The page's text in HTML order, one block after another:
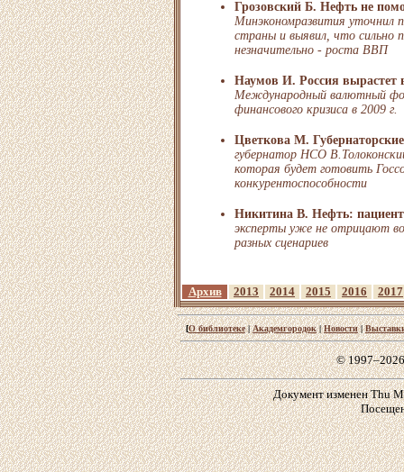
Грозовский Б. Нефть не
Минэкономразвития уточнил
страны и выявил, что сильно
незначительно - роста ВВП
Наумов И. Россия вырастет
Международный валютный
финансового кризиса в 2009 г.
Цветкова М.
губернатор НСО
которая будет готовить
конкурентоспособности
Никитина В. Нефть:
эксперты уже не отрицают
разных сценариев
Архив 2013 2014 2015 2016 2017
[О библиотеке|Академгородок|Новости|
©
Документ изменен Thu